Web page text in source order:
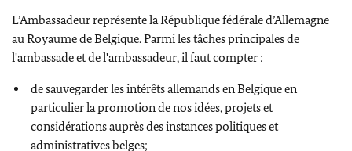
L’Ambassadeur représente la République fédérale d’Allemagne
au Royaume de Belgique. Parmi les tâches principales de
l'ambassade et de l'ambassadeur, il faut compter :
de sauvegarder les intérêts allemands en Belgique en
particulier la promotion de nos idées, projets et
considérations auprès des instances politiques et
administratives belges;